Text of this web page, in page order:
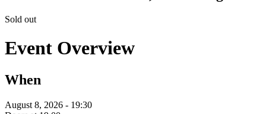
Sold out
Event Overview
When
August 8, 2026 - 19:30